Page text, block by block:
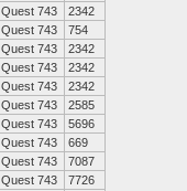
Quest 743
2342
Quest 743
754
Quest 743
2342
Quest 743
2342
Quest 743
2342
Quest 743
2585
Quest 743
5696
Quest 743
669
Quest 743
7087
Quest 743
7726